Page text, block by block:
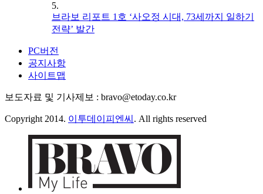
5.
브라보 리포트 1호 ‘사오정 시대, 73세까지 일하기
전략’ 발간
PC버전
공지사항
사이트맵
보도자료 및 기사제보 : bravo@etoday.co.kr
Copyright 2014. 이투데이피엔씨 . All rights reserved